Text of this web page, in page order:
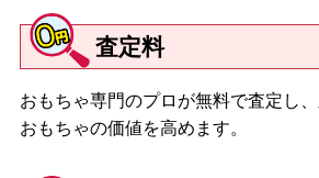
査定料
おもちゃ専門のプロが無料で査定し
おもちゃの価値を高めます。